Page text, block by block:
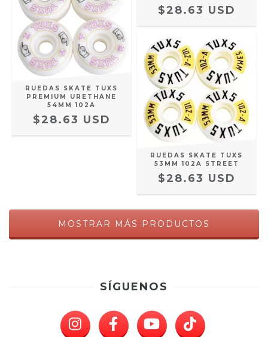
$28.63 USD
RUEDAS SKATE TUXS
PREMIUM URETHANE
54MM 102A
$28.63 USD
RUEDAS SKATE TUXS
53MM 102A STREET
$28.63 USD
MOSTRAR MÁS PRODUCTOS
SÍGUENOS